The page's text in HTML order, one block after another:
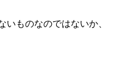
ものなのではないか、